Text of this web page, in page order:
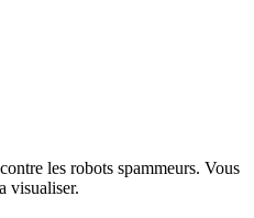
les robots spammeurs. Vous
visualiser.